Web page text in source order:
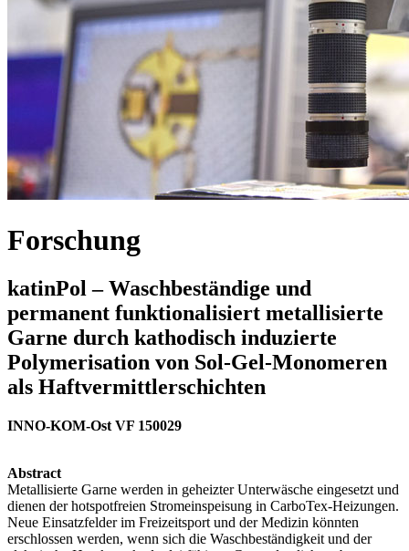
Forschung
katinPol – Waschbeständige und
permanent funktionalisiert metallisierte
Garne durch kathodisch induzierte
Polymerisation von Sol-Gel-Monomeren
als Haftvermittlerschichten
INNO-KOM-Ost VF 150029
Abstract
Metallisierte Garne werden in geheizter Unterwäsche eingesetzt und
dienen der hotspotfreien Stromeinspeisung in CarboTex-Heizungen.
Neue Einsatzfelder im Freizeitsport und der Medizin könnten
erschlossen werden, wenn sich die Waschbeständigkeit und der